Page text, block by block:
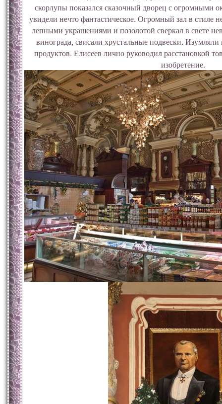
скорлупы показался сказочный дворец с огромными
увидели нечто фантастическое. Огромный зал в стиле
лепными украшениями и позолотой сверкал в свете
винограда, свисали хрустальные подвески.
продуктов. Елисеев лично руководил расстановкой
изобретение.